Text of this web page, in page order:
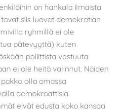
on hankala ilmaista.
siis luovat demokratian
ryhmillä ei ole
pätevyyttä) kuten
poliittista vastuuta
ei ole heitä valinnut. Näiden
olla omassa
demokraattisia.
eivät edusta koko kansaa